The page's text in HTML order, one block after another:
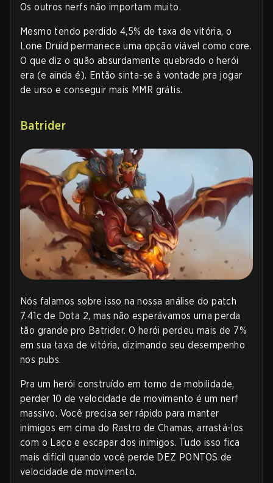
Os outros nerfs não importam muito.
Mesmo tendo perdido 4,5% de taxa de vitória, o
Lone Druid permanece uma opção viável como core.
O que diz o quão absurdamente quebrado o herói
era (e ainda é). Então sinta-se à vontade pra jogar
de urso e conseguir mais MMR grátis.
Batrider
Nós falamos sobre isso na nossa análise do patch
7.41c de Dota 2, mas não esperávamos uma perda
tão grande pro Batrider. O herói perdeu mais de 7%
em sua taxa de vitória, dizimando seu desempenho
nos pubs.
Pra um herói construído em torno de mobilidade,
perder 10 de velocidade de movimento é um nerf
massivo. Você precisa ser rápido para manter
inimigos em cima do Rastro de Chamas, arrastá-los
com o Laço e escapar dos inimigos. Tudo isso fica
mais difícil quando você perde DEZ PONTOS de
velocidade de movimento.